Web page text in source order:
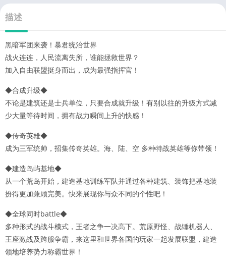
描述
黑暗军团来袭！暴君统治世界
战火连连，人民流离失所，谁能拯救世界？
加入自由联盟挺身而出，成为最强指挥官！
◆合成升级◆
不论是建筑还是士兵单位，只要合成就升级！有别以往的升级方式减
少大量等待时间，拥有战力瞬间上升的快感！
◆传奇英雄◆
成为三军统帅，招集传奇英雄。海、陆、空 多种特战英雄等你带领！
◆建造岛屿基地◆
从一个荒岛开始，建造基地训练军队并通过各种建筑、装饰把基地装
扮得更加兼顾完美。快来展现你与众不同的个性吧！
◆全球同时battle◆
多种形式的战斗模式，王者之争一决高下。荒原野怪、战锤机器人、
王座激战及跨服争霸，来这里和世界各国的玩家一起发展联盟，建造
领地培养势力称霸世界！